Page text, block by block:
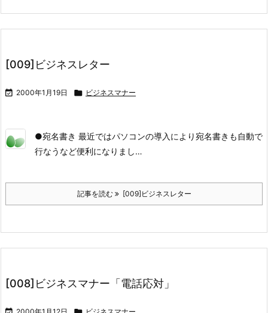
[009]ビジネスレター
 2000年1月19日  ビジネスマナー
●宛名書き 最近ではパソコンの導入により宛名書きも自動で
行なうなど便利になりまし…
記事を読む [009]ビジネスレター
[008]ビジネスマナー「電話応対」